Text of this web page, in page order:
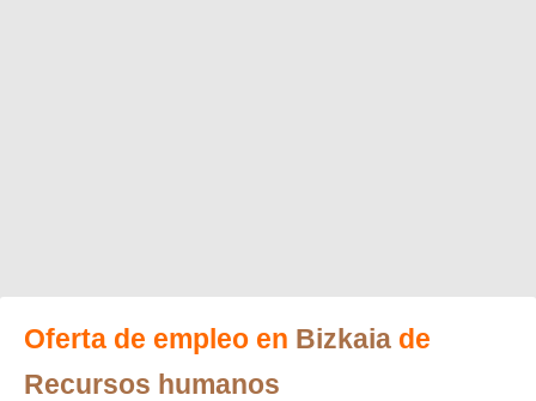
Oferta de empleo en Bizkaia de
Recursos humanos